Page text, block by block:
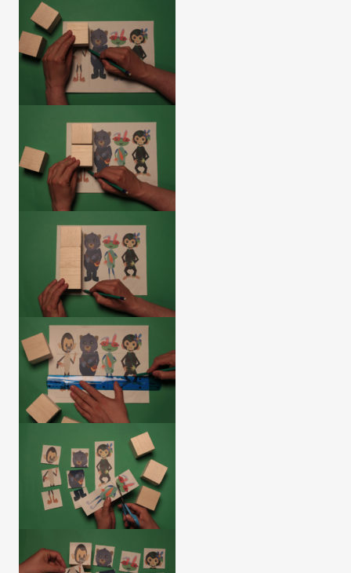
Paso 1
Paso 2A
Paso 2B
Paso 2C
Paso 4